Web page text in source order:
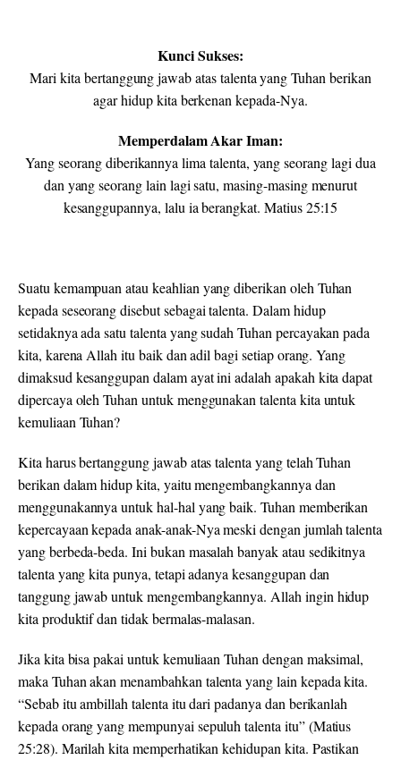
Kunci Sukses:
Mari kita bertanggung jawab atas talenta yang Tuhan berikan
agar hidup kita berkenan kepada-Nya.
Memperdalam Akar Iman:
Yang seorang diberikannya lima talenta, yang seorang lagi dua
dan yang seorang lain lagi satu, masing-masing menurut
kesanggupannya, lalu ia berangkat. Matius 25:15
Suatu kemampuan atau keahlian yang diberikan oleh Tuhan
kepada seseorang disebut sebagai talenta. Dalam hidup
setidaknya ada satu talenta yang sudah Tuhan percayakan pada
kita, karena Allah itu baik dan adil bagi setiap orang. Yang
dimaksud kesanggupan dalam ayat ini adalah apakah kita dapat
dipercaya oleh Tuhan untuk menggunakan talenta kita untuk
kemuliaan Tuhan?
Kita harus bertanggung jawab atas talenta yang telah Tuhan
berikan dalam hidup kita, yaitu mengembangkannya dan
menggunakannya untuk hal-hal yang baik. Tuhan memberikan
kepercayaan kepada anak-anak-Nya meski dengan jumlah talenta
yang berbeda-beda. Ini bukan masalah banyak atau sedikitnya
talenta yang kita punya, tetapi adanya kesanggupan dan
tanggung jawab untuk mengembangkannya. Allah ingin hidup
kita produktif dan tidak bermalas-malasan.
Jika kita bisa pakai untuk kemuliaan Tuhan dengan maksimal,
maka Tuhan akan menambahkan talenta yang lain kepada kita.
“Sebab itu ambillah talenta itu dari padanya dan berikanlah
kepada orang yang mempunyai sepuluh talenta itu” (Matius
25:28). Marilah kita memperhatikan kehidupan kita. Pastikan